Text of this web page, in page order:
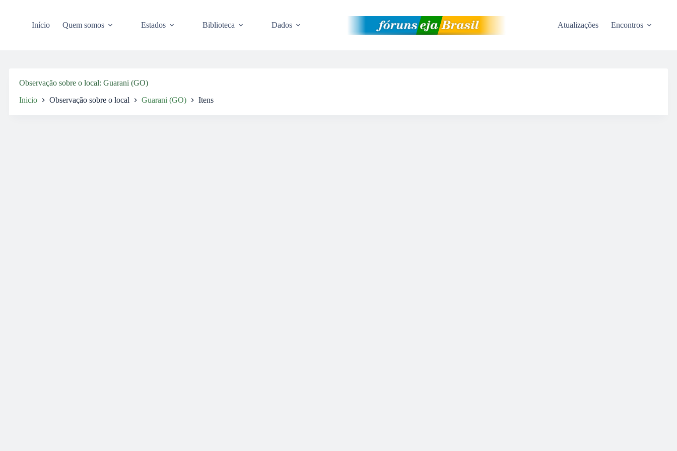
Início Quem somos Estados Biblioteca Dados Atualizações Encontros
Observação sobre o local Guarani (GO)
Inicio Observação sobre o local Guarani (GO) Itens